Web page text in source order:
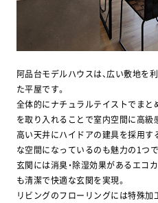
阿品台モデルハウスは、広い敷地を
た平屋です。
全体的にナチュラルテイストでまと
を取り入れることで室内空間に高級
高い天井にハイドアの建具を採用す
な空間になっているのも魅力の1つで
玄関には消臭・除湿効果があるエコ
も清潔で快適な玄関を実現。
リビングのフローリングには特殊加